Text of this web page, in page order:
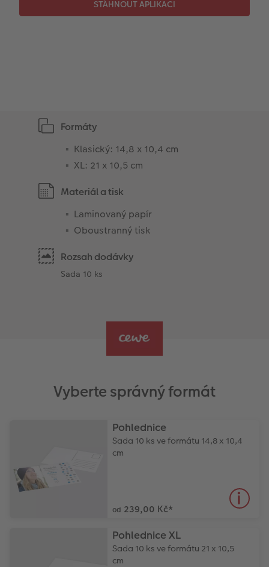
CEWE myPhotos
Novinky
Formáty
Klasický: 14,8 x 10,4 cm
XL: 21 x 10,5 cm
Materiál a tisk
Laminovaný papír
Oboustranný tisk
Rozsah dodávky
Sada 10 ks
Vyberte správný formát
Pohlednice
Sada 10 ks ve formátu 14,8 x 10,4
cm
od 239,00 Kč*
Pohlednice XL
Sada 10 ks ve formátu 21 x 10,5
cm